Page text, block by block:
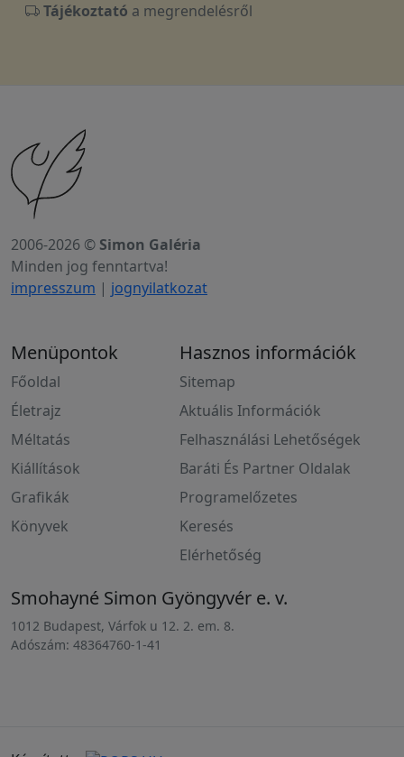
Tájékoztató a megrendelésről
2006-2026 © Simon Galéria
Minden jog fenntartva!
impresszum | jognyilatkozat
Menüpontok
Főoldal
Életrajz
Méltatás
Kiállítások
Grafikák
Könyvek
Hasznos információk
Sitemap
Aktuális Információk
Felhasználási Lehetőségek
Baráti És Partner Oldalak
Programelőzetes
Keresés
Elérhetőség
Smohayné Simon Gyöngyvér e. v.
1012 Budapest, Várfok u 12. 2. em. 8.
Adószám: 48364760-1-41